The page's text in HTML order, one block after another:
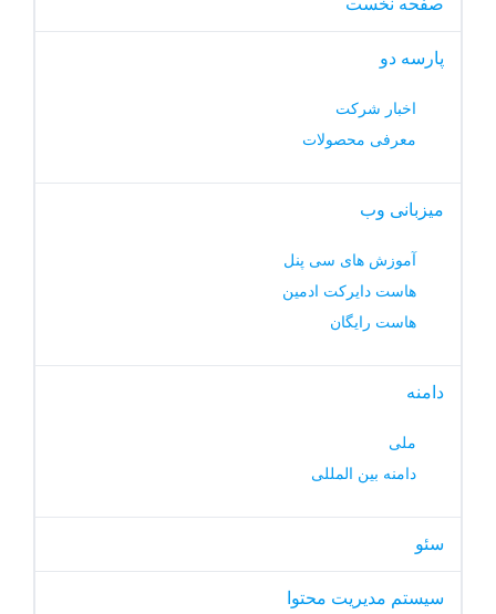
صفحه نخست
پارسه دو
اخبار شرکت
معرفی محصولات
میزبانی وب
آموزش های سی پنل
هاست دایرکت ادمین
هاست رایگان
دامنه
ملی
دامنه بین المللی
سئو
سیستم مدیریت محتوا